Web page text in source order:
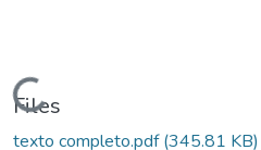
Files
texto completo.pdf(345.81 KB)